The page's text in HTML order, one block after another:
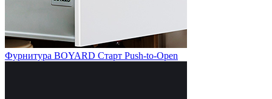
Фурнитура BOYARD Старт Push-to-Open